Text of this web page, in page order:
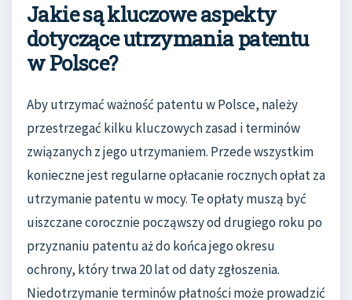
Jakie są kluczowe aspekty
dotyczące utrzymania patentu
w Polsce?
Aby utrzymać ważność patentu w Polsce, należy
przestrzegać kilku kluczowych zasad i terminów
związanych z jego utrzymaniem. Przede wszystkim
konieczne jest regularne opłacanie rocznych opłat za
utrzymanie patentu w mocy. Te opłaty muszą być
uiszczane corocznie począwszy od drugiego roku po
przyznaniu patentu aż do końca jego okresu
ochrony, który trwa 20 lat od daty zgłoszenia.
Niedotrzymanie terminów płatności może prowadzić